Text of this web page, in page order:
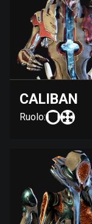
CALIBAN
Ruolo: